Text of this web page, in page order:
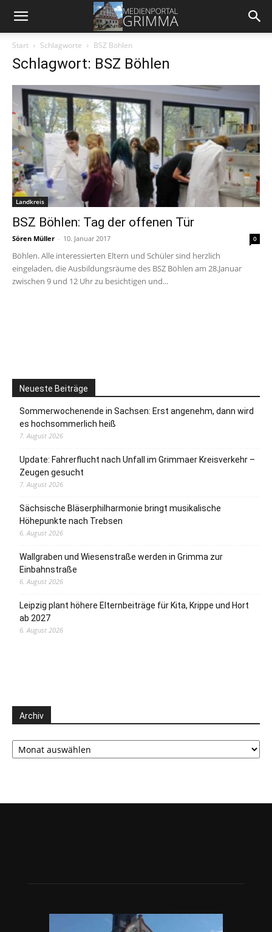
Start Schlagworte BSZ Böhlen
Schlagwort: BSZ Böhlen
Landkreis
BSZ Böhlen: Tag der offenen Tür
Sören Müller - 10. Januar 2017 0
Böhlen. Alle interessierten Eltern und Schüler sind herzlich
eingeladen, die Ausbildungsräume des BSZ Böhlen am 28.Januar
zwischen 9 und 12 Uhr zu besichtigen und...
Neueste Beiträge
Sommerwochenende in Sachsen: Erst angenehm, dann wird
es hochsommerlich heiß
7. August 2026
Update: Fahrerflucht nach Unfall im Grimmaer Kreisverkehr –
Zeugen gesucht
7. August 2026
Sächsische Bläserphilharmonie bringt musikalische
Höhepunkte nach Trebsen
6. August 2026
Wallgraben und Wiesenstraße werden in Grimma zur
Einbahnstraße
6. August 2026
Leipzig plant höhere Elternbeiträge für Kita, Krippe und Hort
ab 2027
6. August 2026
Archiv
Archiv